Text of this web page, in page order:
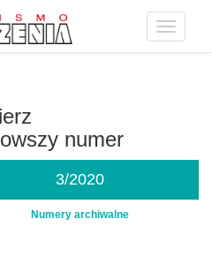
Toggle
numer
3/2020
Numery archiwalne